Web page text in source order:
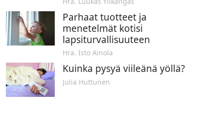
Parhaat tuotteet ja
menetelmät kotisi
lapsiturvallisuuteen
Hra. Isto Ainola
Kuinka pysyä viileänä yöllä?
Julia Huttunen